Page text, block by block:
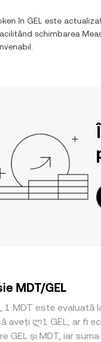
în GEL este
schimbarea
MDT/GEL
1 MDT este evaluată
aveți ლ1 GEL, ar fi
GEL și MDT, iar